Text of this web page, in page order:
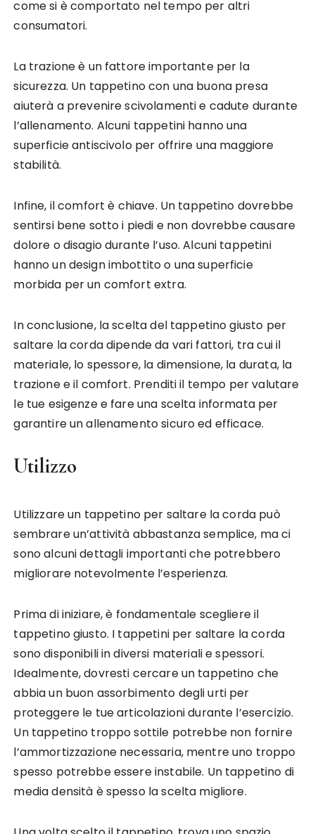
come si è comportato nel tempo per altri
consumatori.
La trazione è un fattore importante per la
sicurezza. Un tappetino con una buona presa
aiuterà a prevenire scivolamenti e cadute durante
l’allenamento. Alcuni tappetini hanno una
superficie antiscivolo per offrire una maggiore
stabilità.
Infine, il comfort è chiave. Un tappetino dovrebbe
sentirsi bene sotto i piedi e non dovrebbe causare
dolore o disagio durante l’uso. Alcuni tappetini
hanno un design imbottito o una superficie
morbida per un comfort extra.
In conclusione, la scelta del tappetino giusto per
saltare la corda dipende da vari fattori, tra cui il
materiale, lo spessore, la dimensione, la durata, la
trazione e il comfort. Prenditi il tempo per valutare
le tue esigenze e fare una scelta informata per
garantire un allenamento sicuro ed efficace.
Utilizzo
Utilizzare un tappetino per saltare la corda può
sembrare un’attività abbastanza semplice, ma ci
sono alcuni dettagli importanti che potrebbero
migliorare notevolmente l’esperienza.
Prima di iniziare, è fondamentale scegliere il
tappetino giusto. I tappetini per saltare la corda
sono disponibili in diversi materiali e spessori.
Idealmente, dovresti cercare un tappetino che
abbia un buon assorbimento degli urti per
proteggere le tue articolazioni durante l’esercizio.
Un tappetino troppo sottile potrebbe non fornire
l’ammortizzazione necessaria, mentre uno troppo
spesso potrebbe essere instabile. Un tappetino di
media densità è spesso la scelta migliore.